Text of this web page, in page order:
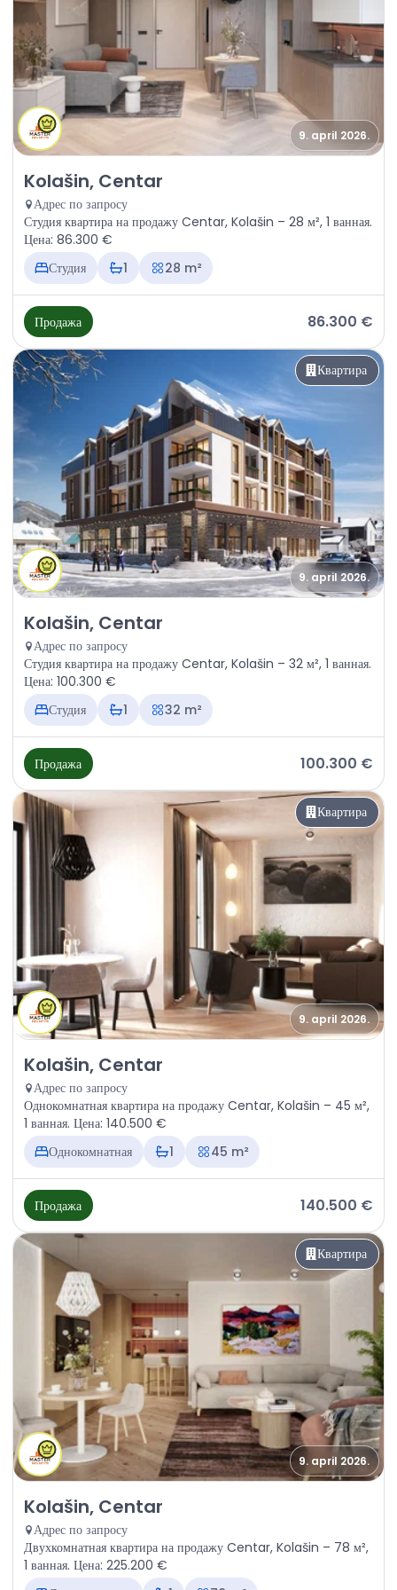
9. april 2026.
Продажа - Квартира Kolašin, Centar
Kolašin, Centar
Адрес по запросу
Студия квартира на продажу Centar, Kolašin – 28 м², 1 ванная.
Цена: 86.300 €
Студия
1 28 m²
Продажа 86.300 €
Квартира
9. april 2026.
Продажа - Квартира Kolašin, Centar
Kolašin, Centar
Адрес по запросу
Студия квартира на продажу Centar, Kolašin – 32 м², 1 ванная.
Цена: 100.300 €
Студия
1 32 m²
Продажа 100.300 €
Квартира
9. april 2026.
Продажа - Квартира Kolašin, Centar
Kolašin, Centar
Адрес по запросу
Однокомнатная квартира на продажу Centar, Kolašin – 45 м²,
1 ванная. Цена: 140.500 €
Однокомнатная
1 45 m²
Продажа 140.500 €
Квартира
9. april 2026.
Продажа - Квартира Kolašin, Centar
Kolašin, Centar
Адрес по запросу
Двухкомнатная квартира на продажу Centar, Kolašin – 78 м²,
1 ванная. Цена: 225.200 €